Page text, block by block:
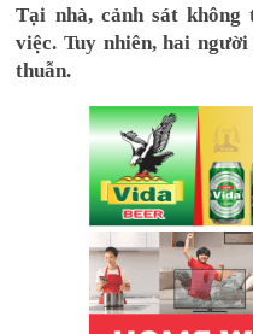
Tại nhà, cảnh sát
việc. Tuy nhiên, hai
thuẫn.